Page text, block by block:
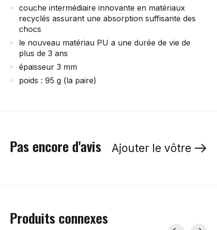
couche intermédiaire innovante en matériaux
recyclés assurant une absorption suffisante des
chocs
le nouveau matériau PU a une durée de vie de
plus de 3 ans
épaisseur 3 mm
poids : 95 g (la paire)
Pas encore d'avis Ajouter le vôtre
Produits connexes